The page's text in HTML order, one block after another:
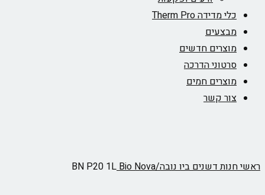
כלי מדידה Therm Pro
מבצעים
מוצרים חדשים
סרטוני הדרכה
מוצרים חמים
צור קשר
ראשיחנותדשניםביו נובה/Bio Nova‏ BN P20 1L